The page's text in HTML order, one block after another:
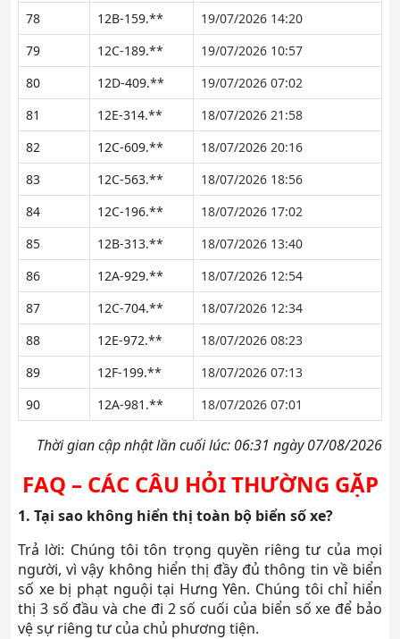
78 12B-159.**
19/07/2026 14:20
79
12C-189.**
19/07/2026 10:57
80
12D-409.**
19/07/2026 07:02
81
12E-314.**
18/07/2026 21:58
82
12C-609.**
18/07/2026 20:16
83
12C-563.**
18/07/2026 18:56
84
12C-196.**
18/07/2026 17:02
85
12B-313.**
18/07/2026 13:40
86
12A-929.**
18/07/2026 12:54
87
12C-704.**
18/07/2026 12:34
88
12E-972.**
18/07/2026 08:23
89
12F-199.**
18/07/2026 07:13
90
12A-981.** 18/07/2026 07:01
Thời gian cập nhật lần cuối lúc: 06:31 ngày 07/08/2026
FAQ – CÁC CÂU HỎI THƯỜNG GẶP
1. Tại sao không hiển thị toàn bộ biển số xe?
Trả lời: Chúng tôi tôn trọng quyền riêng tư của mọi
người, vì vậy không hiển thị đầy đủ thông tin về biển
số xe bị phạt nguội tại Hưng Yên. Chúng tôi chỉ hiển
thị 3 số đầu và che đi 2 số cuối của biển số xe để bảo
vệ sự riêng tư của chủ phương tiện.